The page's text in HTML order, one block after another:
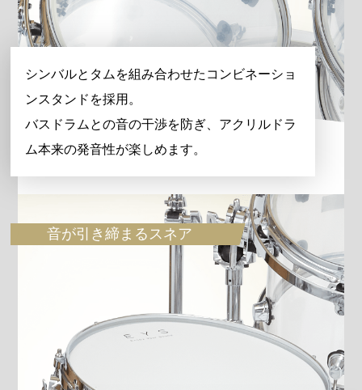
シンバルとタムを組み合わせたコンビネーショ
ンスタンドを採用。
バスドラムとの音の干渉を防ぎ、アクリルドラ
ム本来の発音性が楽しめます。
音が引き締まるスネア